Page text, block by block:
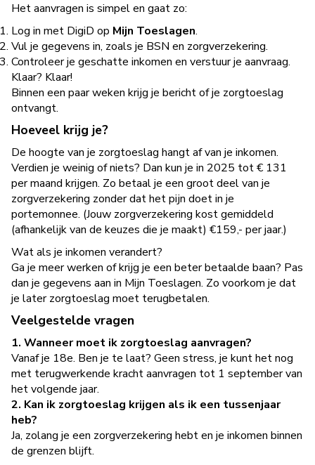
Het aanvragen is simpel en gaat zo:
Log in met DigiD op Mijn Toeslagen.
Vul je gegevens in, zoals je BSN en zorgverzekering.
Controleer je geschatte inkomen en verstuur je aanvraag.
Klaar? Klaar!
Binnen een paar weken krijg je bericht of je zorgtoeslag
ontvangt.
Hoeveel krijg je?
De hoogte van je zorgtoeslag hangt af van je inkomen.
Verdien je weinig of niets? Dan kun je in 2025 tot € 131
per maand krijgen. Zo betaal je een groot deel van je
zorgverzekering zonder dat het pijn doet in je
portemonnee. (Jouw zorgverzekering kost gemiddeld
(afhankelijk van de keuzes die je maakt) €159,- per jaar.)
Wat als je inkomen verandert?
Ga je meer werken of krijg je een beter betaalde baan? Pas
dan je gegevens aan in Mijn Toeslagen. Zo voorkom je dat
je later zorgtoeslag moet terugbetalen.
Veelgestelde vragen
1. Wanneer moet ik zorgtoeslag aanvragen?
Vanaf je 18e. Ben je te laat? Geen stress, je kunt het nog
met terugwerkende kracht aanvragen tot 1 september van
het volgende jaar.
2. Kan ik zorgtoeslag krijgen als ik een tussenjaar
heb?
Ja, zolang je een zorgverzekering hebt en je inkomen binnen
de grenzen blijft.